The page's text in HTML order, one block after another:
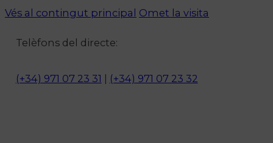
Vés al contingut principal Omet la visita
Telèfons del directe:
(+34) 971 07 23 31 (+34) 971 07 23 32
OCI